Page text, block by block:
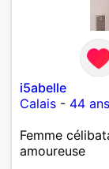
i5abelle
Calais - 44 ans
Femme
amoureuse